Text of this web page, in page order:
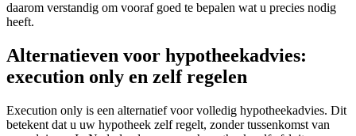
daarom verstandig om vooraf goed te bepalen wat u precies nodig
heeft.
Alternatieven voor hypotheekadvies:
execution only en zelf regelen
Execution only is een alternatief voor volledig hypotheekadvies. Dit
betekent dat u uw hypotheek zelf regelt, zonder tussenkomst van